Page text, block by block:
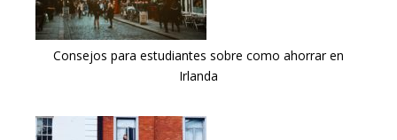
Consejos para estudiantes sobre como ahorrar en
Irlanda